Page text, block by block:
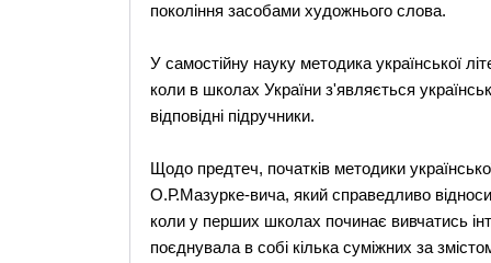
покоління засобами художнього слова.
У самостійну науку методика української
коли в школах України з'являється
відповідні підручники.
Щодо предтеч, початків методики
О.Р.Мазурке-вича, який справедливо
коли у перших школах починає вивчатись
поєднувала в собі кілька суміжних за